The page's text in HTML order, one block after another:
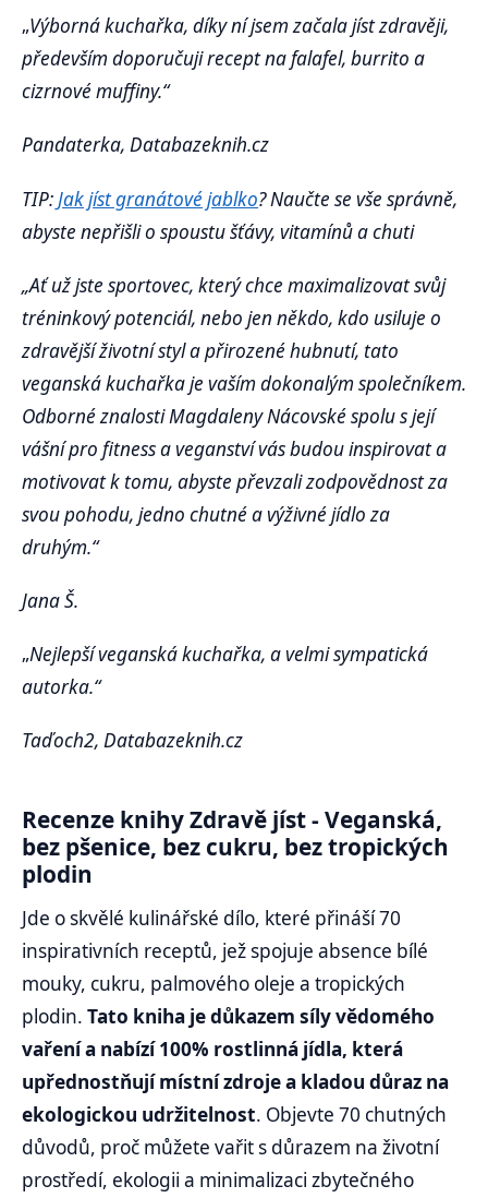
„Výborná kuchařka, díky ní jsem začala jíst zdravěji,
především doporučuji recept na falafel, burrito a
cizrnové muffiny.“
Pandaterka, Databazeknih.cz
TIP:Jak jíst granátové jablko? Naučte se vše správně,
abyste nepřišli o spoustu šťávy, vitamínů a chuti
„Ať už jste sportovec, který chce maximalizovat svůj
tréninkový potenciál, nebo jen někdo, kdo usiluje o
zdravější životní styl a přirozené hubnutí, tato
veganská kuchařka je vaším dokonalým společníkem.
Odborné znalosti Magdaleny Nácovské spolu s její
vášní pro fitness a veganství vás budou inspirovat a
motivovat k tomu, abyste převzali zodpovědnost za
svou pohodu, jedno chutné a výživné jídlo za
druhým.“
Jana Š.
„Nejlepší veganská kuchařka, a velmi sympatická
autorka.“
Taďoch2, Databazeknih.cz
Recenze knihy Zdravě jíst - Veganská,
bez pšenice, bez cukru, bez tropických
plodin
Jde o skvělé kulinářské dílo, které přináší 70
inspirativních receptů, jež spojuje absence bílé
mouky, cukru, palmového oleje a tropických
plodin. Tato kniha je důkazem síly vědomého
vaření a nabízí 100% rostlinná jídla, která
upřednostňují místní zdroje a kladou důraz na
ekologickou udržitelnost. Objevte 70 chutných
důvodů, proč můžete vařit s důrazem na životní
prostředí, ekologii a minimalizaci zbytečného